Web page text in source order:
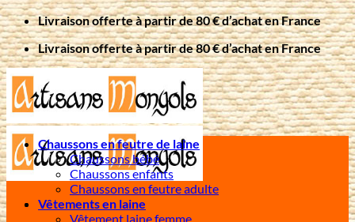
Passer
au
contenu
Livraison offerte à partir de 80 € d’achat en France
Livraison offerte à partir de 80 € d’achat en France
Chaussons en feutre de laine
Chaussons bébé
Chaussons enfants
Chaussons en feutre adulte
Vêtements en laine
Vêtement laine femme